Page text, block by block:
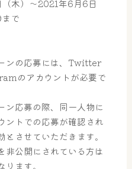
木）～2021年6月6日
で
ンの応募には、Twitter
のアカウントが必要で
ン応募の際、同一人物に
ントでの応募が確認され
とさせていただきます。
非公開にされている方は
ます。